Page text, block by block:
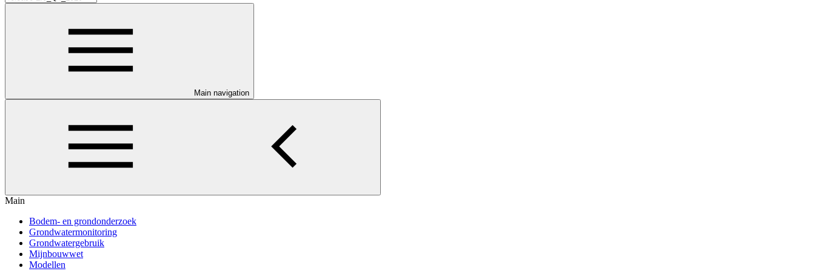
Main navigation
Main
Bodem- en grondonderzoek
Grondwatermonitoring
Grondwatergebruik
Mijnbouwwet
Modellen